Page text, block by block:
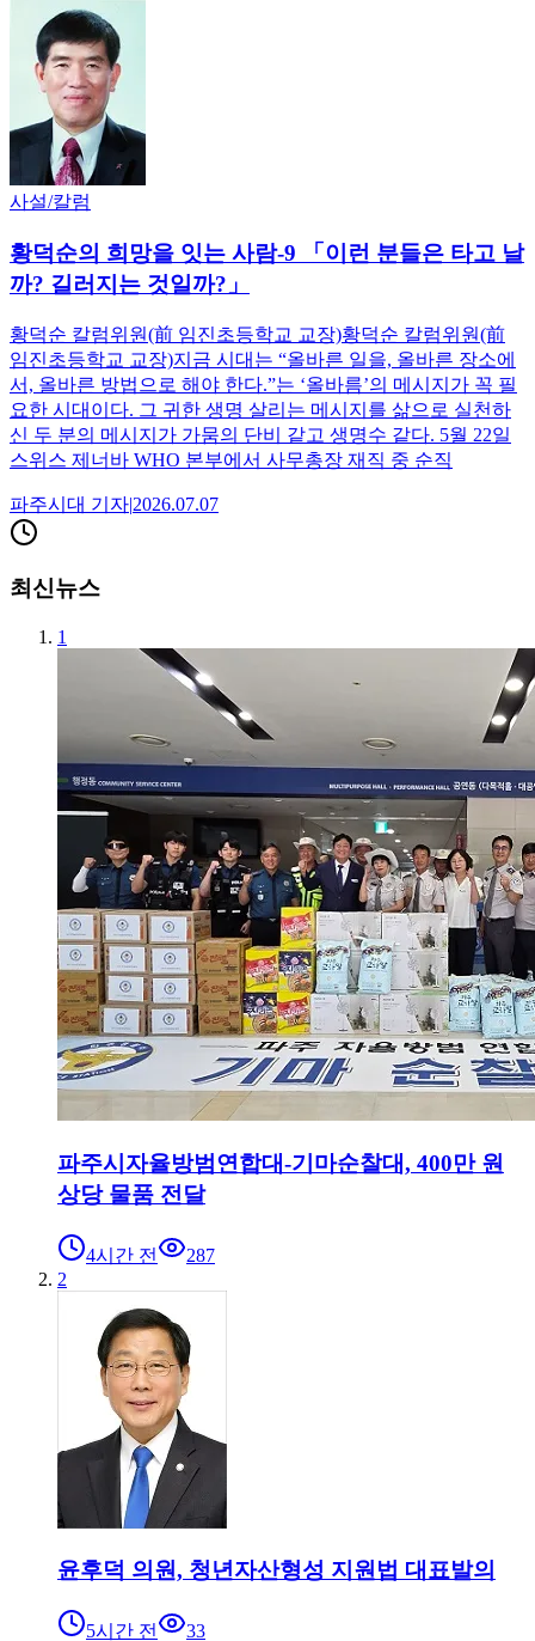
사설/칼럼
황덕순의 희망을 잇는 사람-9 「이런 분들은 타고 날
까? 길러지는 것일까?」
황덕순 칼럼위원(前 임진초등학교 교장)황덕순 칼럼위원(前
임진초등학교 교장)지금 시대는 “올바른 일을, 올바른 장소에
서, 올바른 방법으로 해야 한다.”는 ‘올바름’의 메시지가 꼭 필
요한 시대이다. 그 귀한 생명 살리는 메시지를 삶으로 실천하
신 두 분의 메시지가 가뭄의 단비 같고 생명수 같다. 5월 22일
스위스 제너바 WHO 본부에서 사무총장 재직 중 순직
파주시대 기자|2026.07.07
최신뉴스
1
파주시자율방범연합대-기마순찰대, 400만 원
상당 물품 전달
4시간 전
287
2
윤후덕 의원, 청년자산형성 지원법 대표발의
5시간 전 33